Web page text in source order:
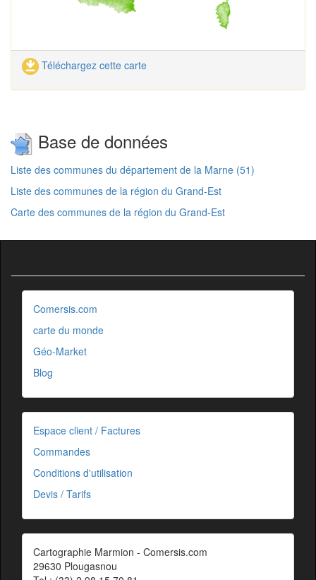
Téléchargez cette carte
Base de données
Liste des communes du département de la Marne (51)
Liste des communes de la région du Grand-Est
Carte des communes de la région du Grand-Est
Comersis.com
carte du monde
Géo-Market
Blog
Espace client / Factures
Commandes
Conditions d'utilisation
Devis / Tarifs
Cartographie Marmion - Comersis.com
29630 Plougasnou